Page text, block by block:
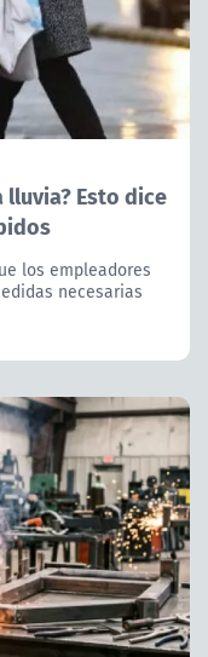
Esto dice
los empleadores
necesarias